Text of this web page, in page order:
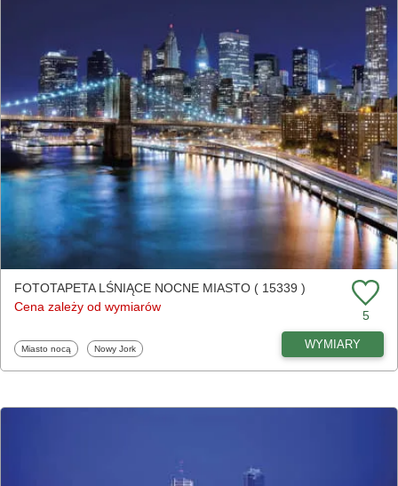
FOTOTAPETA LŚNIĄCE NOCNE MIASTO ( 15339 )
Cena zależy od wymiarów
5
Fototapety
Miasto nocą Fototapety
Nowy Jork WYMIARY